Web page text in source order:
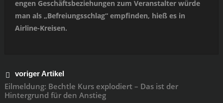
engen Geschäftsbeziehungen zum Veranstalter würde
man als „Befreiungsschlag“ empfinden, hieß es in
Airline-Kreisen.
voriger Artikel
Eilmeldung: Bechtle Kurs explodiert – Das ist der
Hintergrund für den Anstieg